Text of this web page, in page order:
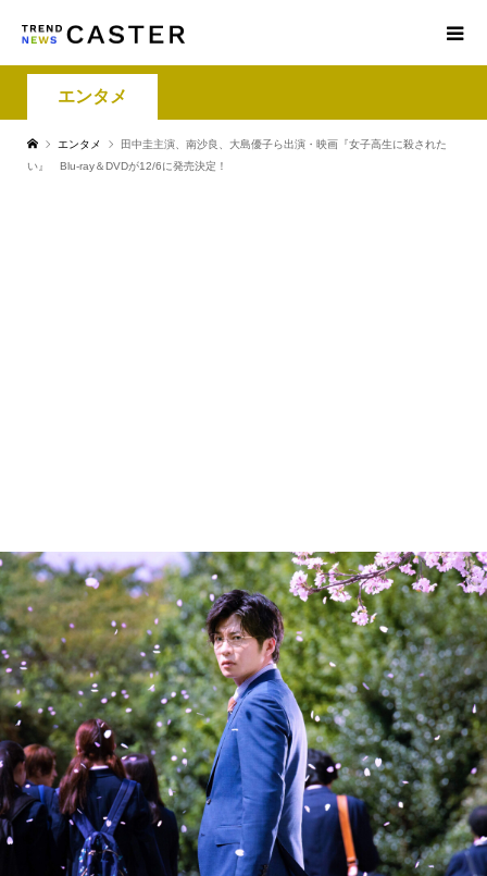
エンタメ
エンタメ
田中圭主演、南沙良、大島優子ら出演・映画『女子高生に殺された
い』 Blu-ray＆DVDが12/6に発売決定！